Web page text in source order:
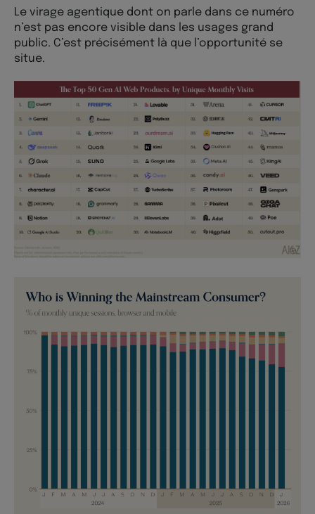
Le virage agentique dont on parle dans ce numéro
n’est pas encore visible dans les usages grand
public. C’est précisément là que l’opportunité se
situe.